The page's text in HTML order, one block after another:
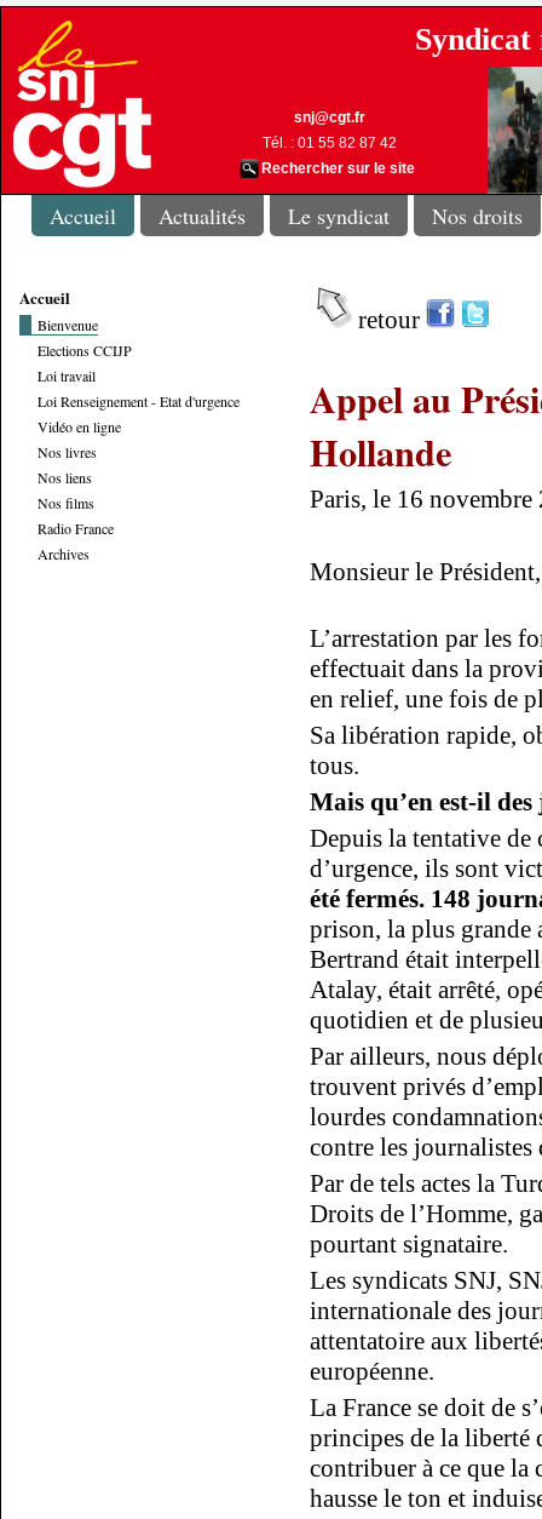
snj@cgt.fr
Tél. : 01 55 82 87 42
Rechercher sur le site
Accueil Actualités Le syndicat Nos droits
Accueil
Bienvenue
Elections CCIJP
Loi travail
Loi Renseignement - Etat d'urgence
Vidéo en ligne
Nos livres
Nos liens
Nos films
Radio France
Archives
retour
Appel au
Hollande
Paris, le 16 novembre
Monsieur le Président,
L’arrestation par les
effectuait dans la
en relief, une fois de
Sa libération rapide,
tous.
Mais qu’en est-il
Depuis la tentative de
d’urgence, ils sont
été fermés. 148
prison, la plus grande
Bertrand était
Atalay, était arrêté,
quotidien et de
Par ailleurs, nous
trouvent privés
lourdes
contre les journalistes
Par de tels actes la
Droits de l’Homme,
pourtant signataire.
Les syndicats SNJ,
internationale des
attentatoire aux
européenne.
La France se doit de
principes de la liberté
contribuer à ce que la
hausse le ton et